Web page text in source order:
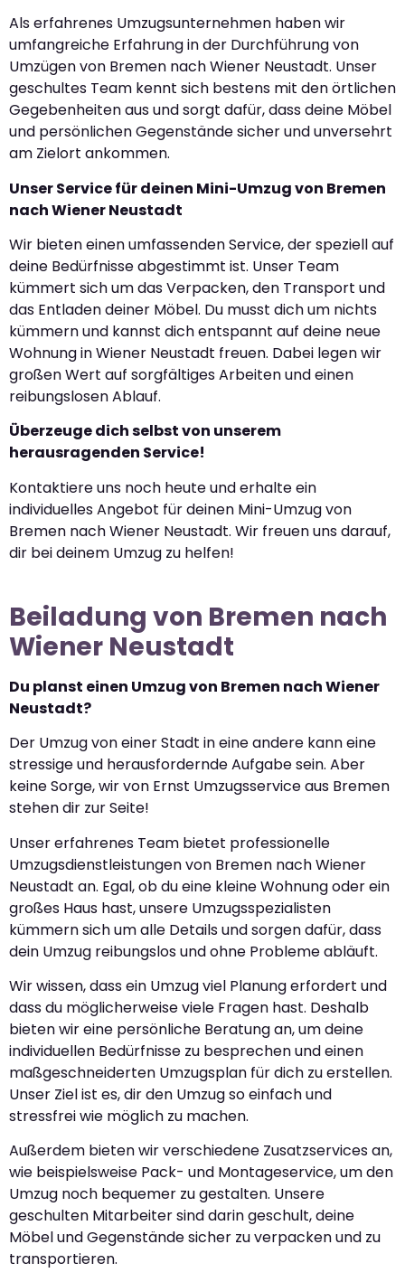
Als erfahrenes Umzugsunternehmen haben wir
umfangreiche Erfahrung in der Durchführung von
Umzügen von Bremen nach Wiener Neustadt. Unser
geschultes Team kennt sich bestens mit den örtlichen
Gegebenheiten aus und sorgt dafür, dass deine Möbel
und persönlichen Gegenstände sicher und unversehrt
am Zielort ankommen.
Unser Service für deinen Mini-Umzug von Bremen
nach Wiener Neustadt
Wir bieten einen umfassenden Service, der speziell auf
deine Bedürfnisse abgestimmt ist. Unser Team
kümmert sich um das Verpacken, den Transport und
das Entladen deiner Möbel. Du musst dich um nichts
kümmern und kannst dich entspannt auf deine neue
Wohnung in Wiener Neustadt freuen. Dabei legen wir
großen Wert auf sorgfältiges Arbeiten und einen
reibungslosen Ablauf.
Überzeuge dich selbst von unserem
herausragenden Service!
Kontaktiere uns noch heute und erhalte ein
individuelles Angebot für deinen Mini-Umzug von
Bremen nach Wiener Neustadt. Wir freuen uns darauf,
dir bei deinem Umzug zu helfen!
Beiladung von Bremen nach
Wiener Neustadt
Du planst einen Umzug von Bremen nach Wiener
Neustadt?
Der Umzug von einer Stadt in eine andere kann eine
stressige und herausfordernde Aufgabe sein. Aber
keine Sorge, wir von Ernst Umzugsservice aus Bremen
stehen dir zur Seite!
Unser erfahrenes Team bietet professionelle
Umzugsdienstleistungen von Bremen nach Wiener
Neustadt an. Egal, ob du eine kleine Wohnung oder ein
großes Haus hast, unsere Umzugsspezialisten
kümmern sich um alle Details und sorgen dafür, dass
dein Umzug reibungslos und ohne Probleme abläuft.
Wir wissen, dass ein Umzug viel Planung erfordert und
dass du möglicherweise viele Fragen hast. Deshalb
bieten wir eine persönliche Beratung an, um deine
individuellen Bedürfnisse zu besprechen und einen
maßgeschneiderten Umzugsplan für dich zu erstellen.
Unser Ziel ist es, dir den Umzug so einfach und
stressfrei wie möglich zu machen.
Außerdem bieten wir verschiedene Zusatzservices an,
wie beispielsweise Pack- und Montageservice, um den
Umzug noch bequemer zu gestalten. Unsere
geschulten Mitarbeiter sind darin geschult, deine
Möbel und Gegenstände sicher zu verpacken und zu
transportieren.